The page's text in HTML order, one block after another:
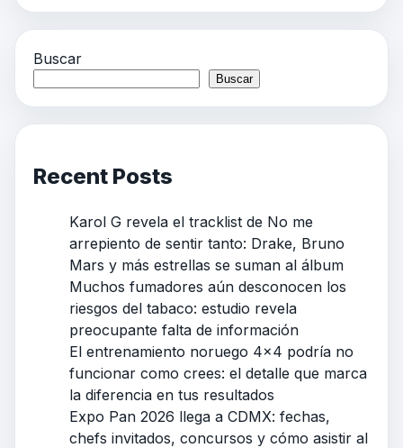
Buscar
Buscar
Recent Posts
Karol G revela el tracklist de No me
arrepiento de sentir tanto: Drake, Bruno
Mars y más estrellas se suman al álbum
Muchos fumadores aún desconocen los
riesgos del tabaco: estudio revela
preocupante falta de información
El entrenamiento noruego 4×4 podría no
funcionar como crees: el detalle que marca
la diferencia en tus resultados
Expo Pan 2026 llega a CDMX: fechas,
chefs invitados, concursos y cómo asistir al